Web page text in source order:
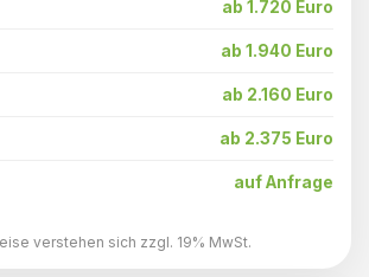
ab 1.720 Euro
ab 1.940 Euro
ab 2.160 Euro
ab 2.375 Euro
auf Anfrage
verstehen sich zzgl. 19% MwSt.